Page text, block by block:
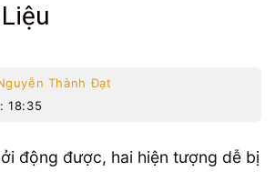
Thành Đạt
18:35
động được, hai hiện tượng dễ bị